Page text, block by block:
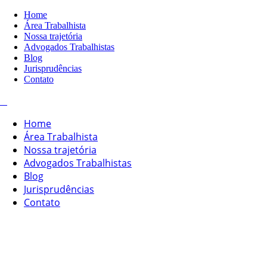
Home
Área Trabalhista
Nossa trajetória
Advogados Trabalhistas
Blog
Jurisprudências
Contato
Home
Área Trabalhista
Nossa trajetória
Advogados Trabalhistas
Blog
Jurisprudências
Contato